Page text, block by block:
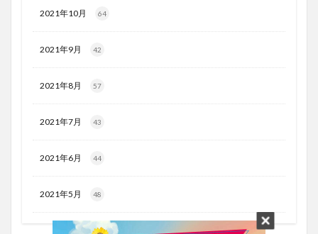
2021年10月 64
2021年9月 42
2021年8月 57
2021年7月 43
2021年6月 44
2021年5月 48